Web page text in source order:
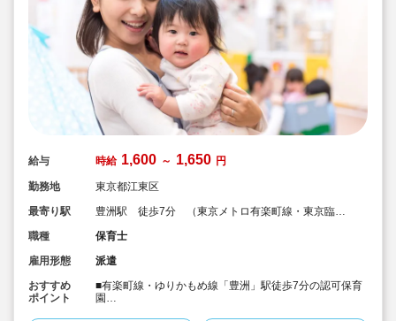
給与 時給 1,600 ～ 1,650 円
勤務地
東京都江東区
最寄り駅
豊洲駅 徒歩7分 （東京メトロ有楽町線・東京臨海
職種
保育士
雇用形態
派遣
おすすめ
ポイント
■有楽町線・ゆりかもめ線「豊洲」駅徒歩7分の認可保育
園